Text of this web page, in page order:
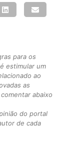
para os
estimular um
ao
as
abaixo
do portal
de cada